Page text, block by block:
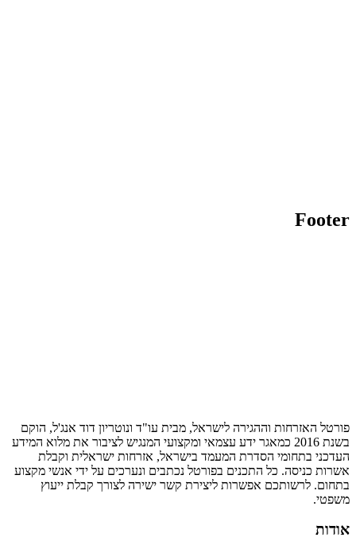
Footer
פורטל האזרחות וההגירה לישראל, מבית עו"ד ונוטריון דוד אנג'ל, הוקם
בשנת 2016 כמאגר ידע עצמאי ומקצועי המנגיש לציבור את מלוא המידע
העדכני בתחומי הסדרת המעמד בישראל, אזרחות ישראלית וקבלת
אשרות כניסה. כל התכנים בפורטל נכתבים ונערכים על ידי אנשי מקצוע
בתחום. לרשותכם אפשרות ליצירת קשר ישירה לצורך קבלת ייעוץ
משפטי.
אודות